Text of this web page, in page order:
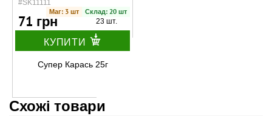
#SK11111
Маг: 3 шт Склад: 20 шт
71 грн 23 шт.
КУПИТИ
Супер Карась 25г
Схожі товари